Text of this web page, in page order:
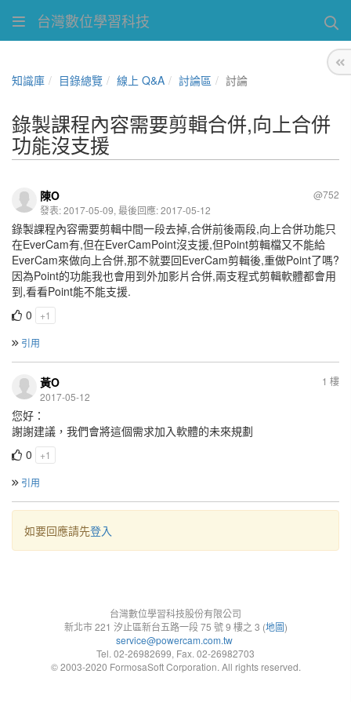
台灣數位學習科技
知識庫 目錄總覽 線上 Q&A 討論區 討論
錄製課程內容需要剪輯合併,向上合併
功能沒支援
@752
陳O
發表: 2017-05-09, 最後回應: 2017-05-12
錄製課程內容需要剪輯中間一段去掉,合併前後兩段,向上合併功能只
在EverCam有,但在EverCamPoint沒支援,但Point剪輯檔又不能給
EverCam來做向上合併,那不就要回EverCam剪輯後,重做Point了嗎?
因為Point的功能我也會用到外加影片合併,兩支程式剪輯軟體都會用
到,看看Point能不能支援.
0
+1
引用
1 樓
黃O
2017-05-12
您好：
謝謝建議，我們會將這個需求加入軟體的未來規劃
0
+1
引用
如要回應請先登入
台灣數位學習科技股份有限公司
新北市 221 汐止區新台五路一段 75 號 9 樓之 3 (地圖)
service@powercam.com.tw
Tel. 02-26982699, Fax. 02-26982703
© 2003-2020 FormosaSoft Corporation. All rights reserved.